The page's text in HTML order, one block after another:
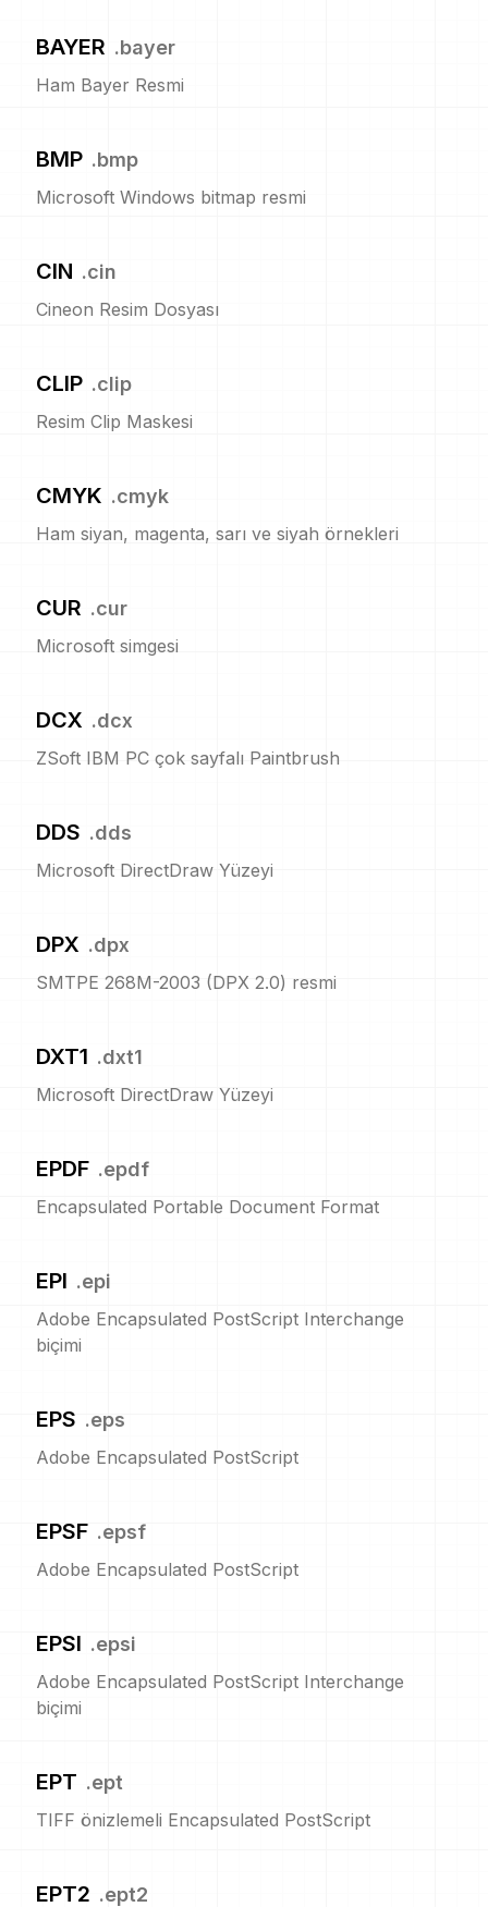
BAYER .bayer
Ham Bayer Resmi
BMP .bmp
Microsoft Windows bitmap resmi
CIN .cin
Cineon Resim Dosyası
CLIP .clip
Resim Clip Maskesi
CMYK .cmyk
Ham siyan, magenta, sarı ve siyah örnekleri
CUR .cur
Microsoft simgesi
DCX .dcx
ZSoft IBM PC çok sayfalı Paintbrush
DDS .dds
Microsoft DirectDraw Yüzeyi
DPX .dpx
SMTPE 268M-2003 (DPX 2.0) resmi
DXT1 .dxt1
Microsoft DirectDraw Yüzeyi
EPDF .epdf
Encapsulated Portable Document Format
EPI .epi
Adobe Encapsulated PostScript Interchange
biçimi
EPS .eps
Adobe Encapsulated PostScript
EPSF .epsf
Adobe Encapsulated PostScript
EPSI .epsi
Adobe Encapsulated PostScript Interchange
biçimi
EPT .ept
TIFF önizlemeli Encapsulated PostScript
EPT2 .ept2